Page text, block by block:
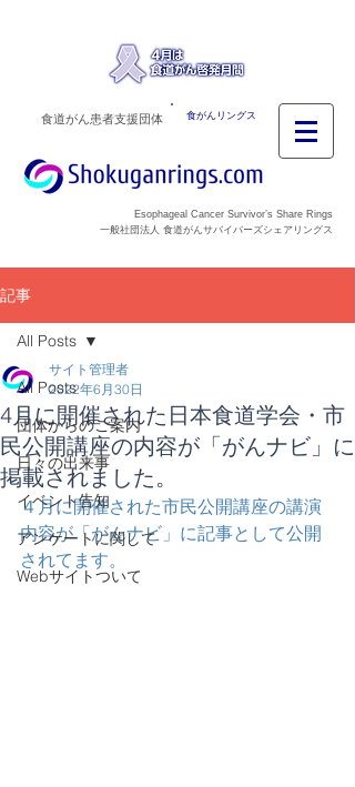
食がんリングス
食道がん患者支援団体
Esophageal Cancer Survivor’s Share Rings
一般社団法人 食道がんサバイバーズシェアリングス
記事
All Posts
団体からのご案内
日々の出来事
イベント告知
アンケートに関して
Webサイトついて
All Posts
4月に開催された日本食道学会・市
民公開講座の内容が「がんナビ」に
掲載されました。
サイト管理者
2022年6月30日
４月に開催された市民公開講座の講演
内容が「がんナビ」に記事として公開
されてます。